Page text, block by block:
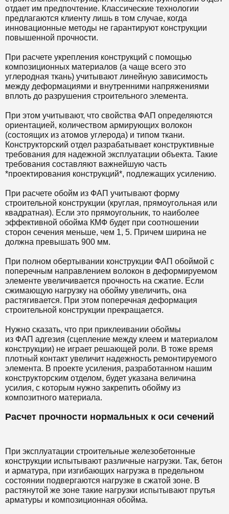
отдает им предпочтение. Классические технологии
предлагаются клиенту лишь в том случае, когда
инновационные методы не гарантируют конструкции
повышенной прочности.
При расчете укрепления конструкций с помощью
композиционных материалов (а чаще всего это
углеродная ткань) учитывают линейную зависимость
между деформациями и внутренними напряжениями
вплоть до разрушения строительного элемента.
При этом учитывают, что свойства ФАП определяются
ориентацией, количеством армирующих волокон
(состоящих из атомов углерода) и типом ткани.
Конструкторский отдел разрабатывает конструктивные
требования для надежной эксплуатации объекта. Такие
требования составляют важнейшую часть
*проектирования конструкций*, подлежащих усилению.
При расчете обойм из ФАП учитывают форму
строительной конструкции (круглая, прямоугольная или
квадратная). Если это прямоугольник, то наиболее
эффективной обойма КМФ будет при соотношении
сторон сечения меньше, чем 1, 5. Причем ширина не
должна превышать 900 мм.
При полном обертывании конструкции ФАП обоймой с
поперечным направлением волокон в деформируемом
элементе увеличивается прочность на сжатие. Если
сжимающую нагрузку на обойму увеличить, она
растягивается. При этом поперечная деформация
строительной конструкции прекращается.
Нужно сказать, что при приклеивании обоймы
из ФАП адгезия (сцепление между клеем и материалом
конструкции) не играет решающей роли. В тоже время
плотный контакт увеличит надежность ремонтируемого
элемента. В проекте усиления, разработанном нашим
конструкторским отделом, будет указана величина
усилия, с которым нужно закрепить обойму из
композитного материала.
Расчет прочности нормальных к оси сечений
При эксплуатации строительные железобетонные
конструкции испытывают различные нагрузки. Так, бетон
и арматура, при изгибающих нагрузка в предельном
состоянии подвергаются нагрузке в сжатой зоне. В
растянутой же зоне такие нагрузки испытывают прутья
арматуры и композиционная обойма.